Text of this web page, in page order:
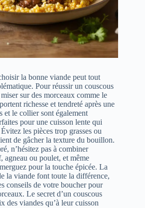
la bonne viande peut tout
Pour réussir un couscous
sur des morceaux comme le
richesse et tendreté après une
et le collier sont également
pour une cuisson lente qui
les pièces trop grasses ou
de gâcher la texture du bouillon.
n’hésitez pas à combiner
ou poulet, et même
pour la touche épicée. La
la viande font toute la différence,
conseils de votre boucher pour
Le secret d’un couscous
des viandes qu’à leur cuisson